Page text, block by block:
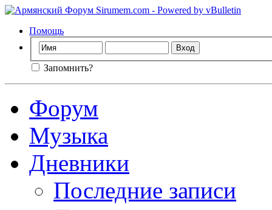
Помощь
Запомнить?
Форум
Музыка
Дневники
Последние записи